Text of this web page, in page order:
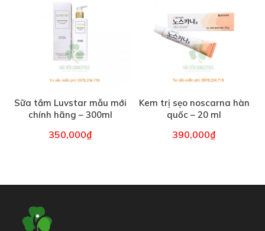
Sữa tắm Luvstar mẫu mới
chính hãng – 300ml
350,000₫
Kem trị sẹo noscarna hàn
quốc – 20 ml
390,000₫